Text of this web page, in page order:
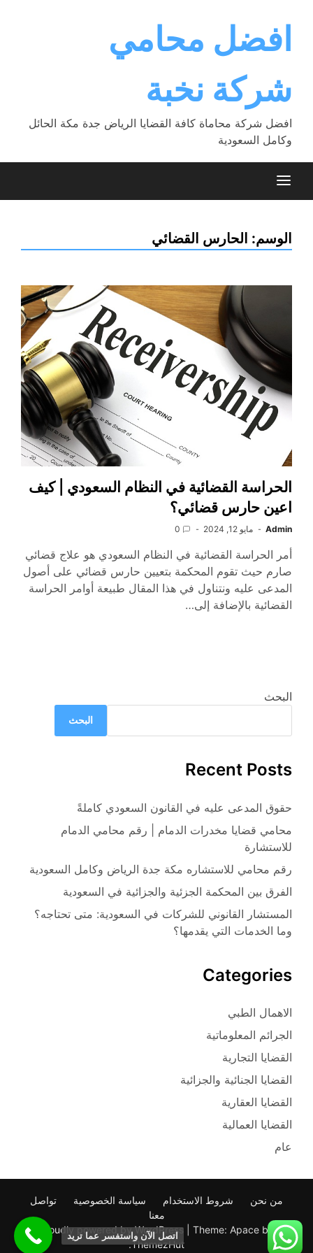
contentافضل محامي
شركة نخبة
افضل شركة محاماة كافة القضايا الرياض جدة مكة الحائل
وكامل السعودية
الوسم: الحارس القضائي
الحراسة القضائية في النظام السعودي | كيف
اعين حارس قضائي؟
Admin مايو 12, 2024 0
أمر الحراسة القضائية في النظام السعودي هو علاج قضائي
صارم حيث تقوم المحكمة بتعيين حارس قضائي على أصول
المدعى عليه ونتناول في هذا المقال طبيعة أوامر الحراسة
القضائية بالإضافة إلى…
البحث
البحث
Recent Posts
حقوق المدعى عليه في القانون السعودي كاملةً
محامي قضايا مخدرات الدمام | رقم محامي الدمام
للاستشارة
رقم محامي للاستشاره مكة جدة الرياض وكامل السعودية
الفرق بين المحكمة الجزئية والجزائية في السعودية
المستشار القانوني للشركات في السعودية: متى تحتاجه؟
وما الخدمات التي يقدمها؟
Categories
الاهمال الطبي
الجرائم المعلوماتية
القضايا التجارية
القضايا الجنائية والجزائية
القضايا العقارية
القضايا العمالية
عام
من نحن شروط الاستخدام سياسة الخصوصية
تواصل
معنا
Proudly powered by WordPress
Theme: Apace by
ThemezHut
.
اتصل الآن واستفسر عما تريد